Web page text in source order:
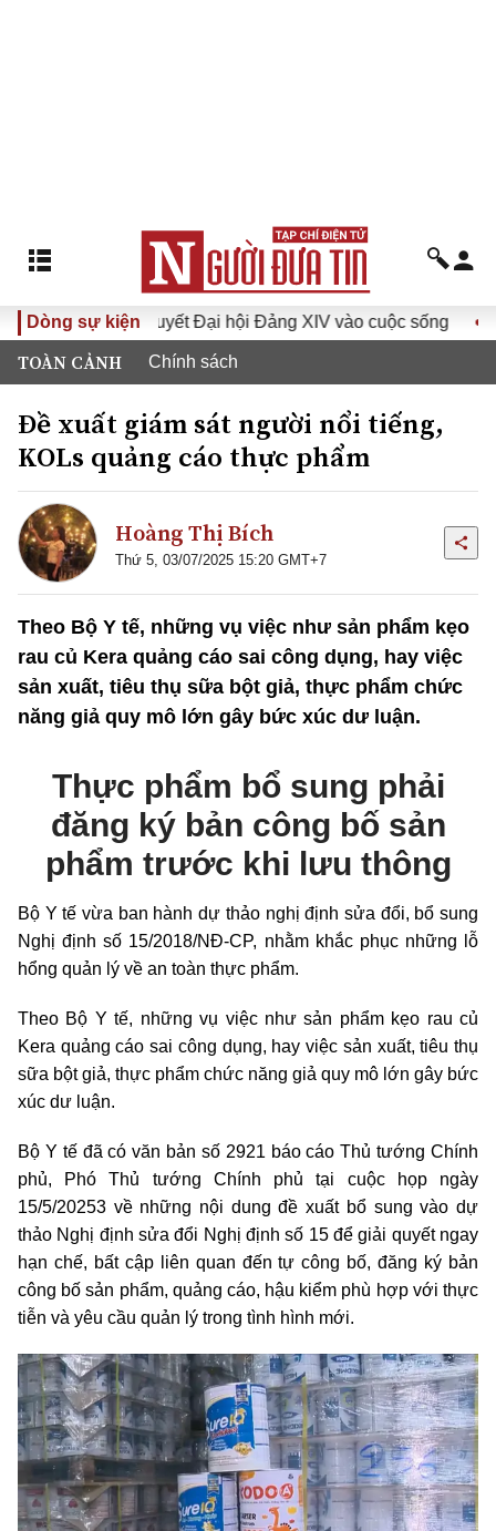
Dòng sự kiện
Nghị quyết Đại hội Đảng XIV vào cuộc sống Hướng
TOÀN CẢNH Chính sách
Đề xuất giám sát người nổi tiếng,
KOLs quảng cáo thực phẩm
Hoàng Thị Bích
Thứ 5, 03/07/2025 15:20 GMT+7
Theo Bộ Y tế, những vụ việc như sản phẩm kẹo
rau củ Kera quảng cáo sai công dụng, hay việc
sản xuất, tiêu thụ sữa bột giả, thực phẩm chức
năng giả quy mô lớn gây bức xúc dư luận.
Thực phẩm bổ sung phải
đăng ký bản công bố sản
phẩm trước khi lưu thông
Bộ Y tế vừa ban hành dự thảo nghị định sửa đổi, bổ sung
Nghị định số 15/2018/NĐ-CP, nhằm khắc phục những lỗ
hổng quản lý về an toàn thực phẩm.
Theo Bộ Y tế, những vụ việc như sản phẩm kẹo rau củ
Kera quảng cáo sai công dụng, hay việc sản xuất, tiêu thụ
sữa bột giả, thực phẩm chức năng giả quy mô lớn gây bức
xúc dư luận.
Bộ Y tế đã có văn bản số 2921 báo cáo Thủ tướng Chính
phủ, Phó Thủ tướng Chính phủ tại cuộc họp ngày
15/5/20253 về những nội dung đề xuất bổ sung vào dự
thảo Nghị định sửa đổi Nghị định số 15 để giải quyết ngay
hạn chế, bất cập liên quan đến tự công bố, đăng ký bản
công bố sản phẩm, quảng cáo, hậu kiểm phù hợp với thực
tiễn và yêu cầu quản lý trong tình hình mới.